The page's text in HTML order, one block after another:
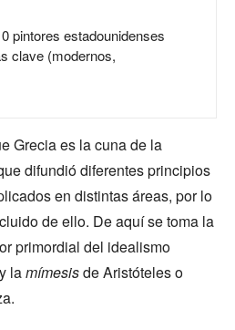
pintores estadounidenses
clave (modernos,
Grecia es la cuna de la
difundió diferentes principios
en distintas áreas, por lo
de ello. De aquí se toma la
primordial del idealismo
lamímesisde Aristóteles o